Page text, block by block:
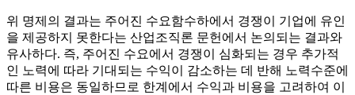
위 명제의 결과는 주어진 수요함수하에서 경쟁이 기업에 유인
을 제공하지 못한다는 산업조직론 문헌에서 논의되는 결과와
유사하다. 즉, 주어진 수요에서 경쟁이 심화되는 경우 추가적
인 노력에 따라 기대되는 수익이 감소하는 데 반해 노력수준에
따른 비용은 동일하므로 한계에서 수익과 비용을 고려하여 이